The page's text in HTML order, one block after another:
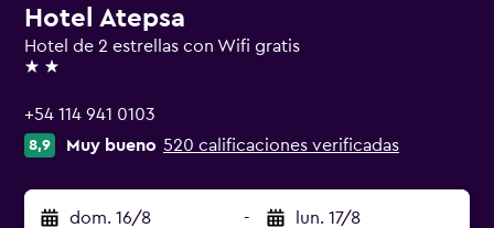
Hotel Atepsa
Hotel de 2 estrellas con Wifi gratis
2 estrellas
+54 114 941 0103
8,9 Muy bueno 520 calificaciones verificadas
dom. 16/8 - lun. 17/8